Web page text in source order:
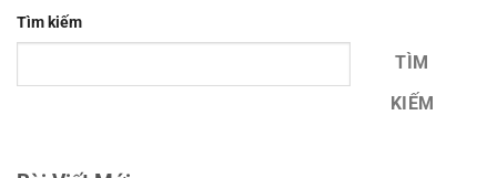
Tìm kiếm
TÌM
KIẾM